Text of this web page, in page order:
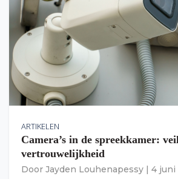
ARTIKELEN
Camera’s in de spreekkamer:
vertrouwelijkheid
Door Jayden Louhenapessy 4 juni